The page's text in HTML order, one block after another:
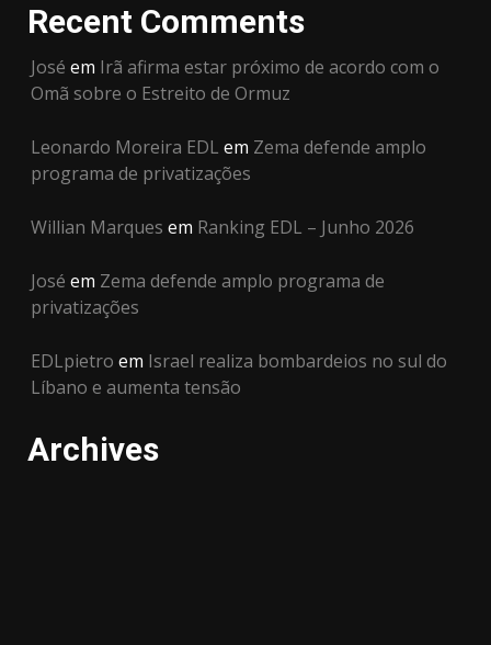
Recent Comments
José em Irã afirma estar próximo de acordo com o
Omã sobre o Estreito de Ormuz
Leonardo Moreira EDL em Zema defende amplo
programa de privatizações
Willian Marques em Ranking EDL – Junho 2026
José em Zema defende amplo programa de
privatizações
EDLpietro em Israel realiza bombardeios no sul do
Líbano e aumenta tensão
Archives